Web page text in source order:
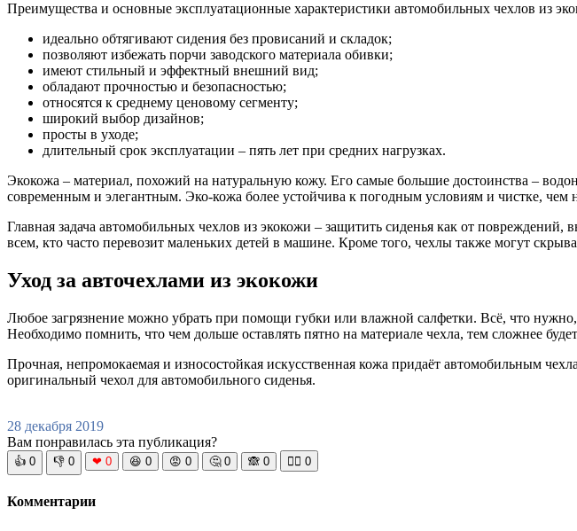
Преимущества и основные эксплуатационные характеристики автомобильных чехлов из
идеально обтягивают сидения без провисаний и складок;
позволяют избежать порчи заводского материала обивки;
имеют стильный и эффектный внешний вид;
обладают прочностью и безопасностью;
относятся к среднему ценовому сегменту;
широкий выбор дизайнов;
просты в уходе;
длительный срок эксплуатации – пять лет при средних нагрузках.
Экокожа – материал, похожий на натуральную кожу. Его самые большие достоинства –
современным и элегантным. Эко-кожа более устойчива к погодным условиям и чистке, чем
Главная задача автомобильных чехлов из экокожи – защитить сиденья как от
всем, кто часто перевозит маленьких детей в машине. Кроме того, чехлы также могут
Уход за авточехлами из экокожи
Любое загрязнение можно убрать при помощи губки или влажной салфетки. Всё, что
Необходимо помнить, что чем дольше оставлять пятно на материале чехла, тем сложнее
Прочная, непромокаемая и износостойкая искусственная кожа придаёт автомобильным
оригинальный чехол для автомобильного сиденья.
28 декабря 2019
Вам понравилась эта публикация?
👍 0 👎 0 ❤ 0 😆 0 😡 0 🤔 0 🙈 0 🧘‍♀️ 0
Комментарии